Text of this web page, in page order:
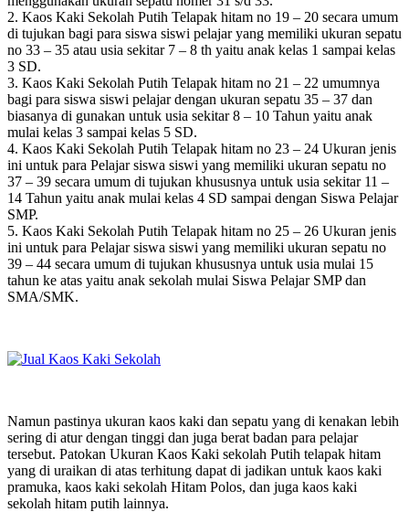
2. Kaos Kaki Sekolah Putih Telapak hitam no 19 – 20 secara umum
di tujukan bagi para siswa siswi pelajar yang memiliki ukuran sepatu
no 33 – 35 atau usia sekitar 7 – 8 th yaitu anak kelas 1 sampai kelas
3 SD.
3. Kaos Kaki Sekolah Putih Telapak hitam no 21 – 22 umumnya
bagi para siswa siswi pelajar dengan ukuran sepatu 35 – 37 dan
biasanya di gunakan untuk usia sekitar 8 – 10 Tahun yaitu anak
mulai kelas 3 sampai kelas 5 SD.
4. Kaos Kaki Sekolah Putih Telapak hitam no 23 – 24 Ukuran jenis
ini untuk para Pelajar siswa siswi yang memiliki ukuran sepatu no
37 – 39 secara umum di tujukan khususnya untuk usia sekitar 11 –
14 Tahun yaitu anak mulai kelas 4 SD sampai dengan Siswa Pelajar
SMP.
5. Kaos Kaki Sekolah Putih Telapak hitam no 25 – 26 Ukuran jenis
ini untuk para Pelajar siswa siswi yang memiliki ukuran sepatu no
39 – 44 secara umum di tujukan khususnya untuk usia mulai 15
tahun ke atas yaitu anak sekolah mulai Siswa Pelajar SMP dan
SMA/SMK.
Namun pastinya ukuran kaos kaki dan sepatu yang di kenakan lebih
sering di atur dengan tinggi dan juga berat badan para pelajar
tersebut. Patokan Ukuran Kaos Kaki sekolah Putih telapak hitam
yang di uraikan di atas terhitung dapat di jadikan untuk kaos kaki
pramuka, kaos kaki sekolah Hitam Polos, dan juga kaos kaki
sekolah hitam putih lainnya.